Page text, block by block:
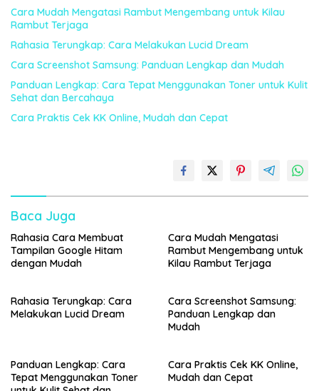
Cara Mudah Mengatasi Rambut Mengembang untuk Kilau
Rambut Terjaga
Rahasia Terungkap: Cara Melakukan Lucid Dream
Cara Screenshot Samsung: Panduan Lengkap dan Mudah
Panduan Lengkap: Cara Tepat Menggunakan Toner untuk Kulit
Sehat dan Bercahaya
Cara Praktis Cek KK Online, Mudah dan Cepat
Baca Juga
Rahasia Cara Membuat
Tampilan Google Hitam
dengan Mudah
Cara Mudah Mengatasi
Rambut Mengembang untuk
Kilau Rambut Terjaga
Rahasia Terungkap: Cara
Melakukan Lucid Dream
Cara Screenshot Samsung:
Panduan Lengkap dan
Mudah
Panduan Lengkap: Cara
Tepat Menggunakan Toner
Cara Praktis Cek KK Online,
Mudah dan Cepat